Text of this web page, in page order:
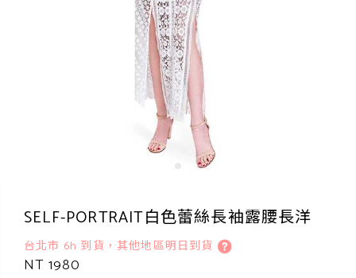
SELF-PORTRAIT白色蕾絲長袖露腰長洋
台北市 6h 到貨，其他地區明日到貨
NT 1980